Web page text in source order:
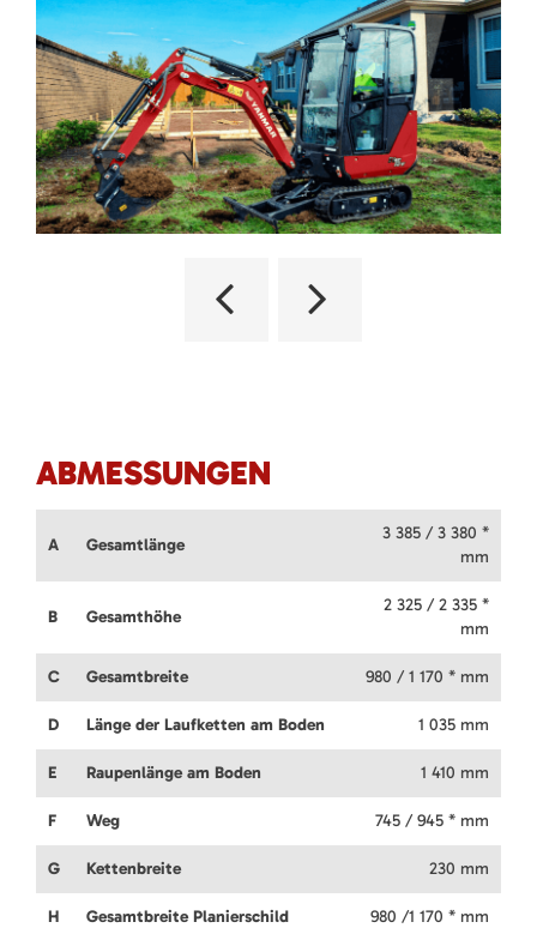
ABMESSUNGEN
A Gesamtlänge
3 385 / 3 380 *
mm
B Gesamthöhe
2 325 / 2 335 *
mm
C Gesamtbreite 980 / 1 170 * mm
D Länge der Laufketten am Boden 1 035 mm
E Raupenlänge am Boden 1 410 mm
F Weg 745 / 945 * mm
G Kettenbreite 230 mm
H Gesamtbreite Planierschild 980 /1 170 * mm